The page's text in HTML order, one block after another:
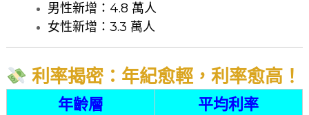
男性新增：4.8 萬人
女性新增：3.3 萬人
利率揭密：年紀愈輕，利率愈高！
年齡層 平均利率